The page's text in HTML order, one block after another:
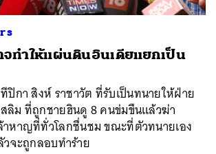
ทำให้แผ่นดินอินเดียแยกเป็น
ปิกา สิงห์ ราชาวัต ที่รับเป็นทนายให้ฝ่าย
ลิม ที่ถูกชายฮินดู 8 คนข่มขืนแล้วฆ่า
าหาญที่ทั่วโลกชื่นชม ขณะที่ตัวทนายเอง
จะถูกลอบทำร้าย
TWEET LINE EMAIL